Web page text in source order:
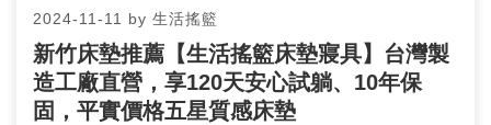
2024-11-11 by 生活搖籃
新竹床墊推薦【生活搖籃床墊寢具】台灣製
造工廠直營，享120天安心試躺、10年保
固，平實價格五星質感床墊